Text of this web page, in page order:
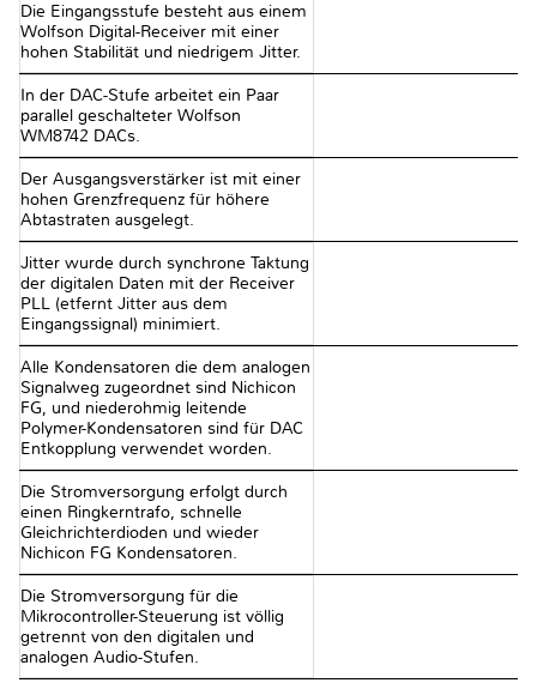
Die Eingangsstufe besteht aus einem
Wolfson Digital-Receiver mit einer
hohen Stabilität und niedrigem Jitter.
In der DAC-Stufe arbeitet ein Paar
parallel geschalteter Wolfson
WM8742 DACs.
Der Ausgangsverstärker ist mit einer
hohen Grenzfrequenz für höhere
Abtastraten ausgelegt.
Jitter wurde durch synchrone Taktung
der digitalen Daten mit der Receiver
PLL (etfernt Jitter aus dem
Eingangssignal) minimiert.
Alle Kondensatoren die dem analogen
Signalweg zugeordnet sind Nichicon
FG, und niederohmig leitende
Polymer-Kondensatoren sind für DAC
Entkopplung verwendet worden.
Die Stromversorgung erfolgt durch
einen Ringkerntrafo, schnelle
Gleichrichterdioden und wieder
Nichicon FG Kondensatoren.
Die Stromversorgung für die
Mikrocontroller-Steuerung ist völlig
getrennt von den digitalen und
analogen Audio-Stufen.